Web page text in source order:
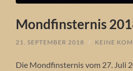
Mondfinsternis
21. SEPTEMBER 2018 / KEINE
Die Mondfinsternis vom 27. Juli